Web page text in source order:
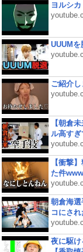
ヨルシ
UUUM
ご紹介
【朝倉
ル高す
【衝撃
た件
朝倉海
コにさ
夜に駆